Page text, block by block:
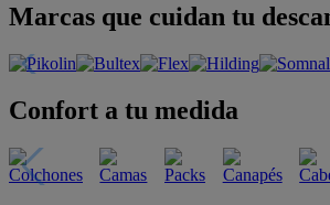
Marcas que cuidan tu
Confort a tu medida